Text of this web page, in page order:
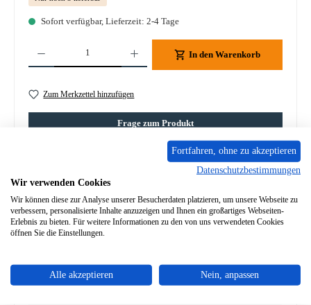
Sofort verfügbar, Lieferzeit: 2-4 Tage
In den Warenkorb
Zum Merkzettel hinzufügen
Frage zum Produkt
Beschreibung
Original Türgriff für den Heizeinsatz Leda Powall 2000
Ersatzteil verfügbar solange Vorrat des Herstellers reicht.
Eigenschaften
Fortfahren, ohne zu akzeptieren
Datenschutzbestimmungen
Wir verwenden Cookies
Wir können diese zur Analyse unserer Besucherdaten platzieren, um unsere Webseite zu
verbessern, personalisierte Inhalte anzuzeigen und Ihnen ein großartiges Webseiten-
Erlebnis zu bieten. Für weitere Informationen zu den von uns verwendeten Cookies
öffnen Sie die Einstellungen.
Alle akzeptieren Nein, anpassen